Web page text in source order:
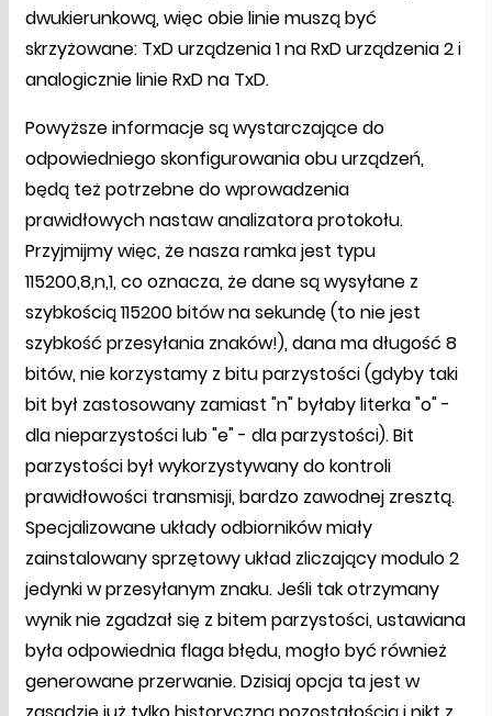
dwukierunkową, więc obie linie muszą być
skrzyżowane: TxD urządzenia 1 na RxD urządzenia 2 i
analogicznie linie RxD na TxD.
Powyższe informacje są wystarczające do
odpowiedniego skonfigurowania obu urządzeń,
będą też potrzebne do wprowadzenia
prawidłowych nastaw analizatora protokołu.
Przyjmijmy więc, że nasza ramka jest typu
115200,8,n,1, co oznacza, że dane są wysyłane z
szybkością 115200 bitów na sekundę (to nie jest
szybkość przesyłania znaków!), dana ma długość 8
bitów, nie korzystamy z bitu parzystości (gdyby taki
bit był zastosowany zamiast "n" byłaby literka "o" -
dla nieparzystości lub "e" - dla parzystości). Bit
parzystości był wykorzystywany do kontroli
prawidłowości transmisji, bardzo zawodnej zresztą.
Specjalizowane układy odbiorników miały
zainstalowany sprzętowy układ zliczający modulo 2
jedynki w przesyłanym znaku. Jeśli tak otrzymany
wynik nie zgadzał się z bitem parzystości, ustawiana
była odpowiednia flaga błędu, mogło być również
generowane przerwanie. Dzisiaj opcja ta jest w